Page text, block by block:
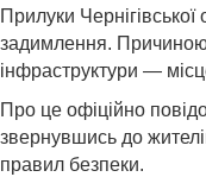
Прилуки Чернігівської
задимлення. Причиною
інфраструктури —
Про це офіційно
звернувшись до
правил безпеки.